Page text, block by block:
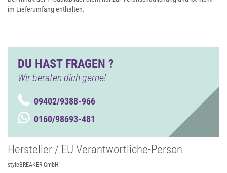
im Lieferumfang enthalten.
DU HAST FRAGEN ?
Wir beraten dich gerne!
09402/9388-966
0160/98693-481
Hersteller / EU Verantwortliche-Person
styleBREAKER GmbH